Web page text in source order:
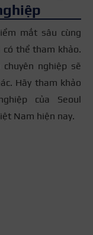
mắt sâu cùng
thể tham khảo.
nghiệp sẽ
Hãy tham khảo
của Seoul
Nam hiện nay.